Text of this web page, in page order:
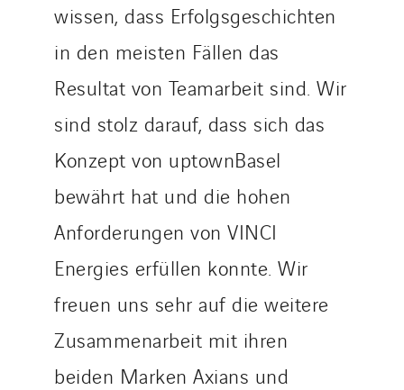
wissen, dass Erfolgsgeschichten
in den meisten Fällen das
Resultat von Teamarbeit sind. Wir
sind stolz darauf, dass sich das
Konzept von uptownBasel
bewährt hat und die hohen
Anforderungen von VINCI
Energies erfüllen konnte. Wir
freuen uns sehr auf die weitere
Zusammenarbeit mit ihren
beiden Marken Axians und